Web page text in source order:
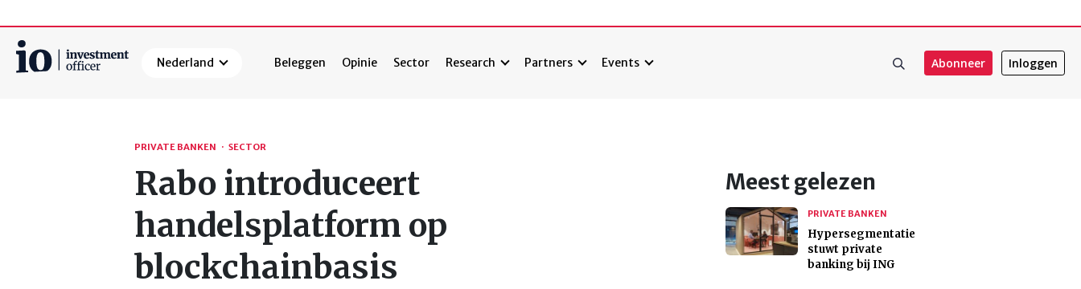
Nederland Beleggen Opinie Sector Research Partners Events Abonneer Inloggen
PRIVATE BANKEN · SECTOR
Rabo introduceert
handelsplatform op
blockchainbasis
Meest gelezen
PRIVATE BANKEN
Hypersegmentatie
stuwt private
banking bij ING